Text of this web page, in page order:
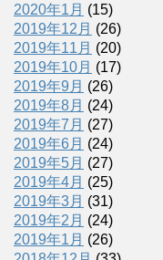
2020年1月 (15)
2019年12月 (26)
2019年11月 (20)
2019年10月 (17)
2019年9月 (26)
2019年8月 (24)
2019年7月 (27)
2019年6月 (24)
2019年5月 (27)
2019年4月 (25)
2019年3月 (31)
2019年2月 (24)
2019年1月 (26)